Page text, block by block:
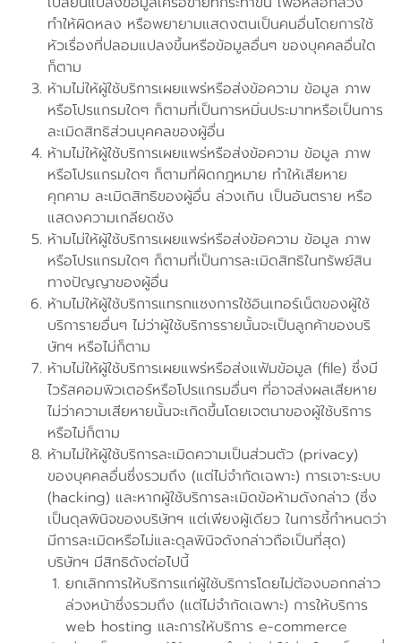
ทำให้ผิดหลง หรือพยายามแสดงตนเป็นคนอื่นโดยการใช้
หัวเรื่องที่ปลอมแปลงขึ้นหรือข้อมูลอื่นๆ ของบุคคลอื่นใด
ก็ตาม
ห้ามไม่ให้ผู้ใช้บริการเผยแพร่หรือส่งข้อความ ข้อมูล ภาพ
หรือโปรแกรมใดๆ ก็ตามที่เป็นการหมิ่นประมาทหรือเป็นการ
ละเมิดสิทธิส่วนบุคคลของผู้อื่น
ห้ามไม่ให้ผู้ใช้บริการเผยแพร่หรือส่งข้อความ ข้อมูล ภาพ
หรือโปรแกรมใดๆ ก็ตามที่ผิดกฎหมาย ทำให้เสียหาย
คุกคาม ละเมิดสิทธิของผู้อื่น ล่วงเกิน เป็นอันตราย หรือ
แสดงความเกลียดชัง
ห้ามไม่ให้ผู้ใช้บริการเผยแพร่หรือส่งข้อความ ข้อมูล ภาพ
หรือโปรแกรมใดๆ ก็ตามที่เป็นการละเมิดสิทธิในทรัพย์สิน
ทางปัญญาของผู้อื่น
ห้ามไม่ให้ผู้ใช้บริการแทรกแซงการใช้อินเทอร์เน็ตของผู้ใช้
บริการายอื่นๆ ไม่ว่าผู้ใช้บริการรายนั้นจะเป็นลูกค้าของบริ
ษัทฯ หรือไม่ก็ตาม
ห้ามไม่ให้ผู้ใช้บริการเผยแพร่หรือส่งแฟ้มข้อมูล (file) ซึ่งมี
ไวรัสคอมพิวเตอร์หรือโปรแกรมอื่นๆ ที่อาจส่งผลเสียหาย
ไม่ว่าความเสียหายนั้นจะเกิดขึ้นโดยเจตนาของผู้ใช้บริการ
หรือไม่ก็ตาม
ห้ามไม่ให้ผู้ใช้บริการละเมิดความเป็นส่วนตัว (privacy)
ของบุคคลอื่นซึ่งรวมถึง (แต่ไม่จำกัดเฉพาะ) การเจาะระบบ
(hacking) และหากผู้ใช้บริการละเมิดข้อห้ามดังกล่าว (ซึ่ง
เป็นดุลพินิจของบริษัทฯ แต่เพียงผู้เดียว ในการชี้กำหนดว่า
มีการละเมิดหรือไม่และดุลพินิจดังกล่าวถือเป็นที่สุด)
บริษัทฯ มีสิทธิดังต่อไปนี้
ยกเลิกการให้บริการแก่ผู้ใช้บริการโดยไม่ต้องบอกกล่าว
ล่วงหน้าซึ่งรวมถึง (แต่ไม่จำกัดเฉพาะ) การให้บริการ
web hosting และการให้บริการ e-commerce